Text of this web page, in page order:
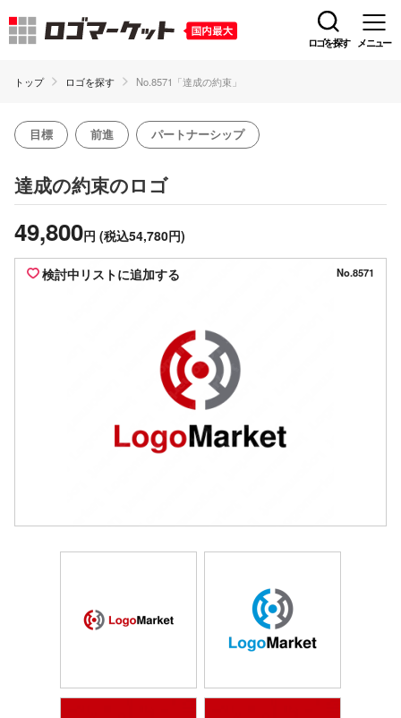
ロゴを探す メニュー
トップ ロゴを探す No.8571「達成の約束」
目標 前進 パートナーシップ
達成の約束のロゴ
49,800円 (税込54,780円)
検討中リストに追加する No.8571